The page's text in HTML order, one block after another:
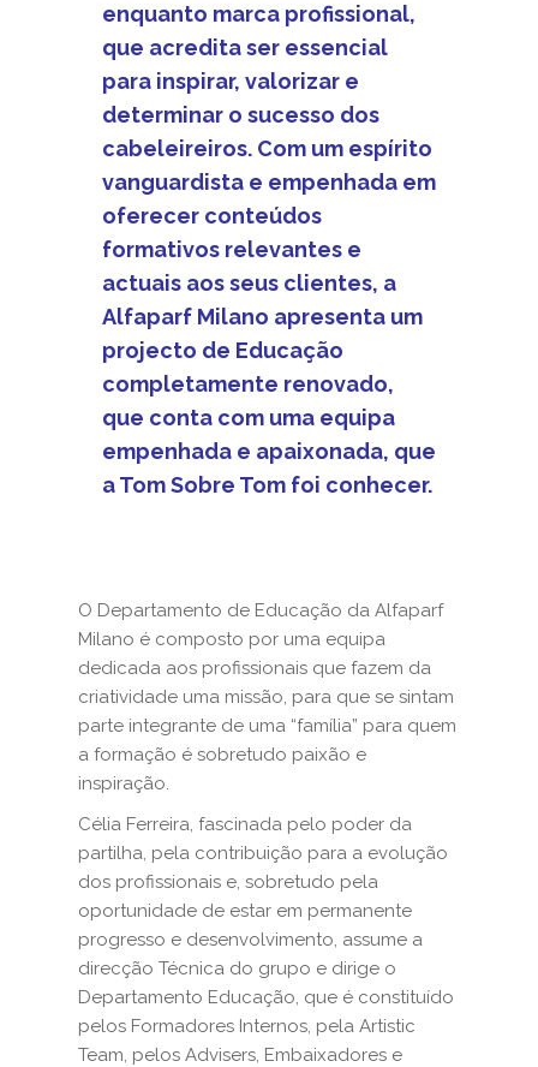
enquanto marca profissional,
que acredita ser essencial
para inspirar, valorizar e
determinar o sucesso dos
cabeleireiros. Com um espírito
vanguardista e empenhada em
oferecer conteúdos
formativos relevantes e
actuais aos seus clientes, a
Alfaparf Milano apresenta um
projecto de Educação
completamente renovado,
que conta com uma equipa
empenhada e apaixonada, que
a Tom Sobre Tom foi conhecer.
O Departamento de Educação da Alfaparf
Milano é composto por uma equipa
dedicada aos profissionais que fazem da
criatividade uma missão, para que se sintam
parte integrante de uma “família” para quem
a formação é sobretudo paixão e
inspiração.
Célia Ferreira, fascinada pelo poder da
partilha, pela contribuição para a evolução
dos profissionais e, sobretudo pela
oportunidade de estar em permanente
progresso e desenvolvimento, assume a
direcção Técnica do grupo e dirige o
Departamento Educação, que é constituído
pelos Formadores Internos, pela Artistic
Team, pelos Advisers, Embaixadores e